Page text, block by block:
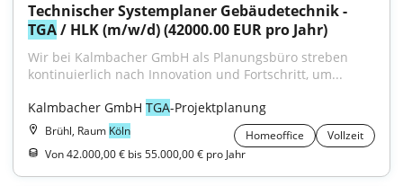
TGA / HLK (m/w/d) (42000.00 EUR pro Jahr)
Wir bei Kalmbacher GmbH als Planungsbüro streben
kontinuierlich nach Innovation und Fortschritt, um...
Kalmbacher GmbH TGA-Projektplanung
Brühl, Raum Köln Homeoffice
Vollzeit
Von 42.000,00 € bis 55.000,00 € pro Jahr